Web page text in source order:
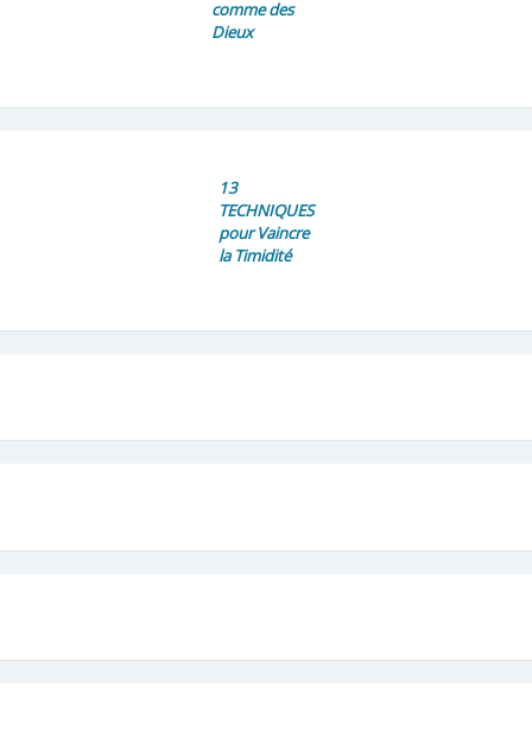
comme des
Dieux
13
TECHNIQUES
pour Vaincre
la Timidité